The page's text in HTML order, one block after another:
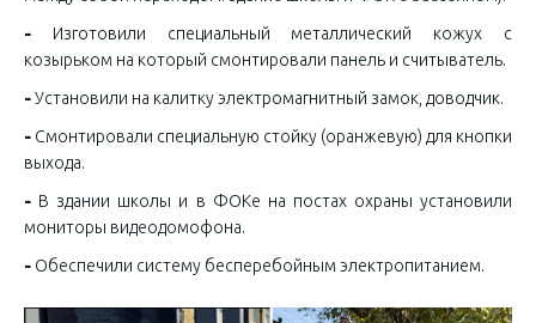
- Изготовили специальный металлический кожух с
козырьком на который смонтировали панель и считыватель.
-Установили на калитку электромагнитный замок, доводчик.
- Смонтировали специальную стойку (оранжевую) для кнопки
выхода.
- В здании школы и в ФОКе на постах охраны установили
мониторы видеодомофона.
- Обеспечили систему бесперебойным электропитанием.